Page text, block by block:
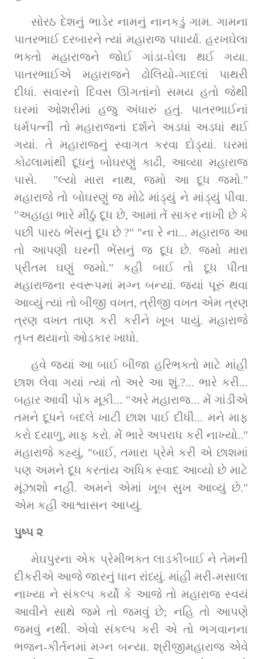
સોરઠ દેશનું ભાડેર નામનું નાનકડું ગામ. ગામના
પાતરભાઈ દરબારને ત્યાં મહારાજ પધાર્યા. હરખઘેલા
ભક્તો મહારાજને જોઈ ગાંડા-ઘેલા થઈ ગયા.
પાતરભાઈએ મહારાજને ઢોલિયો-ગાદલાં પાથરી
દીધાં. સવારનો દિવસ ઊગતાંનો સમય હતો જેથી
ઘરમાં ઓશરીમાં હજુ અંધારું હતું. પાતરભાઈનાં
ધર્મપત્ની તો મહારાજનાં દર્શને અડધાં અડધાં થઈ
ગયાં. તે મહારાજનું સ્વાગત કરવા દોડ્યાં. ઘરમાં
કોઢલામાંથી દૂધનું બોઘરણું કાઢી, આવ્યા મહારાજ
પાસે.  "લ્યો મારા નાથ, જમો આ દૂધ જમો."
મહારાજે તો બોઘરણું જ મોઢે માંડ્યું ને માંડ્યું પીવા.
"અહાહા ભારે મીઠું દૂધ છે, આમાં તેં સાકર નાખી છે કે
પછી પારઠ ભેંસનું દૂધ છે ?" "ના રે ના... મહારાજ આ
તો આપણી ઘરની ભેંસનું જ દૂધ છે. જમો મારા
પ્રીતમ ઘણું જમો." કહી બાઈ તો દૂધ પીતા
મહારાજના સ્વરૂપમાં મગ્ન બન્યાં. જ્યાં પૂરું થવા
આવ્યું ત્યાં તો બીજી વખત, ત્રીજી વખત એમ ત્રણ
ત્રણ વખત તાણ કરી કરીને ખૂબ પાયું. મહારાજે
તૃપ્ત થયાનો ઓડકાર ખાધો.
હવે જ્યાં આ બાઈ બીજા હરિભક્તો માટે માંહી
છાશ લેવા ગયાં ત્યાં તો અરે આ શું.?... ભારે કરી...
બહાર આવી પોક મૂકી... "અરે મહારાજ... મેં ગાંડીએ
તમને દૂધને બદલે ખાટી છાશ પાઈ દીધી... મને માફ
કરો દયાળુ, માફ કરો. મેં ભારે અપરાધ કરી નાખ્યો.."
મહારાજે કહ્યું, "બાઈ, તમારા પ્રેમે કરી એ છાશમાં
પણ અમને દૂધ કરતાંય અધિક સ્વાદ આવ્યો છે માટે
મૂંઝાશો નહીં. અમને એમાં ખૂબ સુખ આવ્યું છે."
એમ કહી આશ્વાસન આપ્યું.
પુષ્પ ૨
મેઘપુરના એક પ્રેમીભક્ત લાડકીબાઈ ને તેમની
દીકરીએ આજે જારનું ધાન રાંધ્યું. માંહી મરી-મસાલા
નાખ્યા ને સંકલ્પ કર્યો કે આજે તો મહારાજ સ્વયં
આવીને સાથે જમે તો જમવું છે; નહિ તો આપણે
જમવું નથી. એવો સંકલ્પ કરી એ તો ભગવાનના
ભજન-કીર્તનમાં મગ્ન બન્યા. શ્રીજીમહારાજ એવે